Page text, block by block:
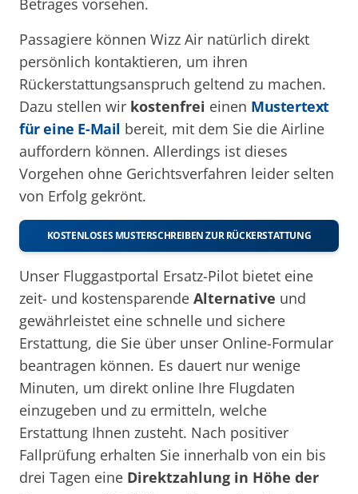
Betrages vorsehen.
Passagiere können Wizz Air natürlich direkt
persönlich kontaktieren, um ihren
Rückerstattungsanspruch geltend zu machen.
Dazu stellen wir kostenfrei einen Mustertext
für eine E-Mail bereit, mit dem Sie die Airline
auffordern können. Allerdings ist dieses
Vorgehen ohne Gerichtsverfahren leider selten
von Erfolg gekrönt.
KOSTENLOSES MUSTERSCHREIBEN ZUR RÜCKERSTATTUNG
Unser Fluggastportal Ersatz-Pilot bietet eine
zeit- und kostensparende Alternative und
gewährleistet eine schnelle und sichere
Erstattung, die Sie über unser Online-Formular
beantragen können. Es dauert nur wenige
Minuten, um direkt online Ihre Flugdaten
einzugeben und zu ermitteln, welche
Erstattung Ihnen zusteht. Nach positiver
Fallprüfung erhalten Sie innerhalb von ein bis
drei Tagen eine Direktzahlung in Höhe der